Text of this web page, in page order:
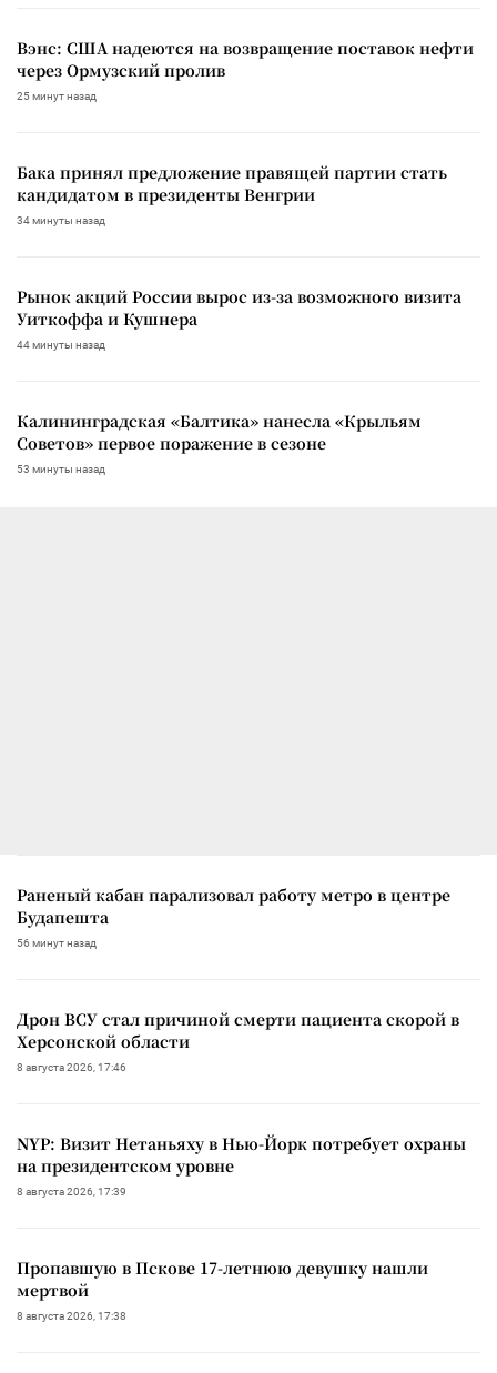
Вэнс: США надеются на возвращение поставок нефти
через Ормузский пролив
25 минут назад
Бака принял предложение правящей партии стать
кандидатом в президенты Венгрии
34 минуты назад
Рынок акций России вырос из-за возможного визита
Уиткоффа и Кушнера
44 минуты назад
Калининградская «Балтика» нанесла «Крыльям
Советов» первое поражение в сезоне
53 минуты назад
Раненый кабан парализовал работу метро в центре
Будапешта
56 минут назад
Дрон ВСУ стал причиной смерти пациента скорой в
Херсонской области
8 августа 2026, 17:46
NYP: Визит Нетаньяху в Нью-Йорк потребует охраны
на президентском уровне
8 августа 2026, 17:39
Пропавшую в Пскове 17-летнюю девушку нашли
мертвой
8 августа 2026, 17:38